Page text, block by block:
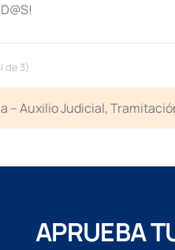
de 3)
– Auxilio Judicial,
APRUEBA